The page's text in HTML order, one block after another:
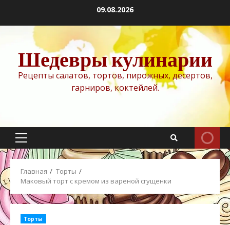
содержимому
09.08.2026
Шедевры кулинарии
Рецепты салатов, тортов, пирожных, десертов,
гарниров, коктейлей.
Основное
меню
Главная
Торты
Маковый торт с кремом из вареной сгущенки
Торты